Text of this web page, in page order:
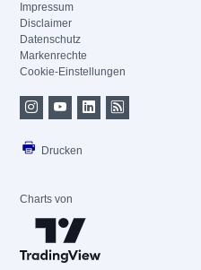
Impressum
Disclaimer
Datenschutz
Markenrechte
Cookie-Einstellungen
Drucken
Charts von